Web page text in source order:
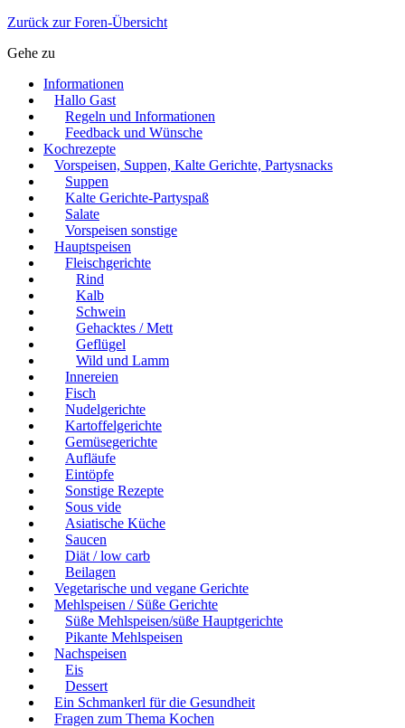
Zurück zur Foren-Übersicht
Gehe zu
Informationen
Hallo Gast
Regeln und Informationen
Feedback und Wünsche
Kochrezepte
Vorspeisen, Suppen, Kalte Gerichte, Partysnacks
Suppen
Kalte Gerichte-Partyspaß
Salate
Vorspeisen sonstige
Hauptspeisen
Fleischgerichte
Rind
Kalb
Schwein
Gehacktes / Mett
Geflügel
Wild und Lamm
Innereien
Fisch
Nudelgerichte
Kartoffelgerichte
Gemüsegerichte
Aufläufe
Eintöpfe
Sonstige Rezepte
Sous vide
Asiatische Küche
Saucen
Diät / low carb
Beilagen
Vegetarische und vegane Gerichte
Mehlspeisen / Süße Gerichte
Süße Mehlspeisen/süße Hauptgerichte
Pikante Mehlspeisen
Nachspeisen
Eis
Dessert
Ein Schmankerl für die Gesundheit
Fragen zum Thema Kochen